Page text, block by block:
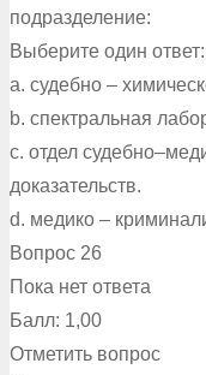
подразделение:
Выберите один ответ:
a. судебно –
b. спектральная
c. отдел
доказательств.
d. медико –
Вопрос 26
Пока нет ответа
Балл: 1,00
Отметить вопрос